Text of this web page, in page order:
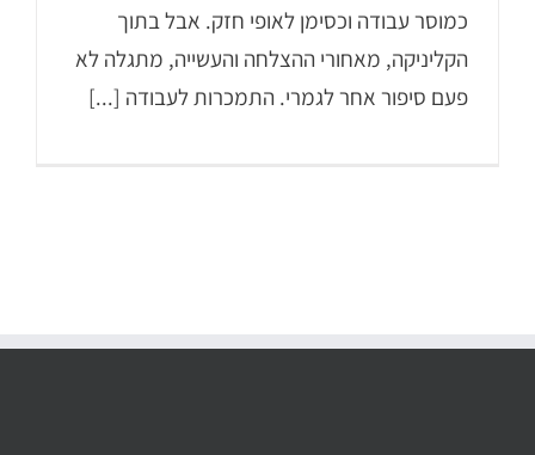
כמוסר עבודה וכסימן לאופי חזק. אבל בתוך
הקליניקה, מאחורי ההצלחה והעשייה, מתגלה לא
פעם סיפור אחר לגמרי. התמכרות לעבודה [...]